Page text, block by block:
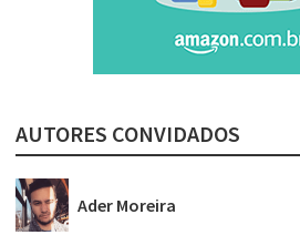
AUTORES CONVIDADOS
Ader Moreira